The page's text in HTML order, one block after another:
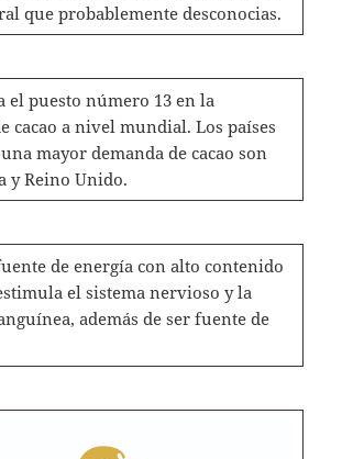
que probablemente desconocias.
el puesto número 13 en la
cacao a nivel mundial. Los países
mayor demanda de cacao son
y Reino Unido.
de energía con alto contenido
el sistema nervioso y la
además de ser fuente de